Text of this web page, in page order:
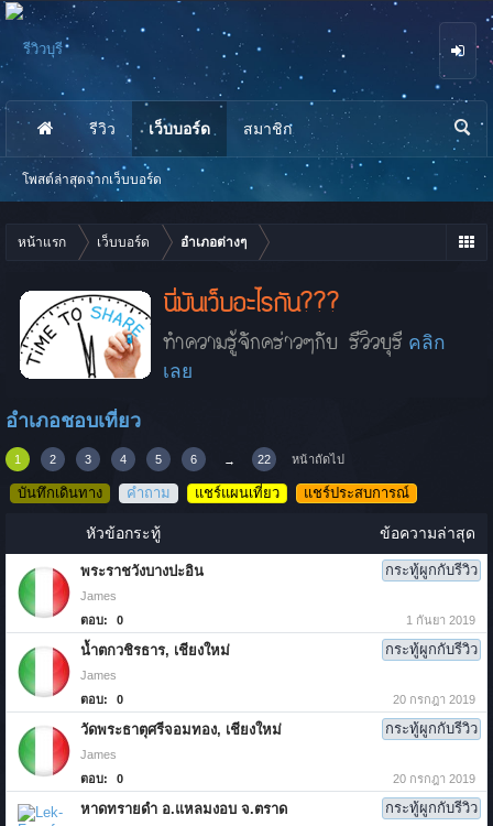
หน้าแรก เว็บบอร์ด อำเภอต่างๆ
นี่มันเว็บอะไรกัน???
ทำความรู้จักคร่าวๆกับ รีวิวบุรี คลิก
เลย
อำเภอชอบเที่ยว
1 2 3 4 5 6 → 22 หน้าถัดไป
บันทึกเดินทาง คำถาม แชร์แผนเที่ยว แชร์ประสบการณ์
หัวข้อกระทู้ ข้อความล่าสุด
กระทู้ผูกกับรีวิว
พระราชวังบางปะอิน
James
ตอบ:
0 1 กันยา 2019
กระทู้ผูกกับรีวิว
น้ำตกวชิรธาร, เชียงใหม่
James
ตอบ:
0 20 กรกฎา 2019
กระทู้ผูกกับรีวิว
วัดพระธาตุศรีจอมทอง, เชียงใหม่
James
ตอบ:
0 20 กรกฎา 2019
กระทู้ผูกกับรีวิว
หาดทรายดำ อ.แหลมงอบ จ.ตราด
รีวิว เว็บบอร์ด
โพสต์ล่าสุดจากเว็บบอร์ด
สมาชิก
นห
า